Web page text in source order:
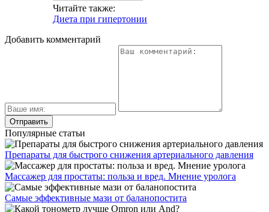
Читайте также:
Диета при гипертонии
Добавить комментарий
Популярные статьи
Препараты для быстрого снижения артериального давления
Массажер для простаты: польза и вред. Мнение уролога
Самые эффективные мази от баланопостита